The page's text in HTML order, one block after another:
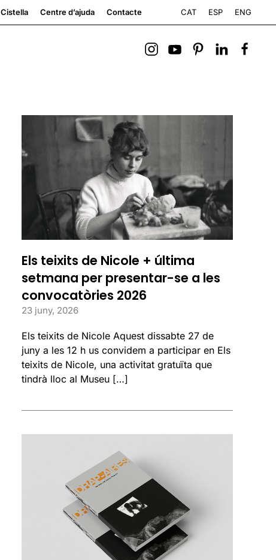
Cistella Centre d’ajuda Contacte CAT ESP ENG
Els teixits de Nicole + última
setmana per presentar-se a les
convocatòries 2026
23 juny, 2026
Els teixits de Nicole Aquest dissabte 27 de
juny a les 12 h us convidem a participar en Els
teixits de Nicole, una activitat gratuïta que
tindrà lloc al Museu […]